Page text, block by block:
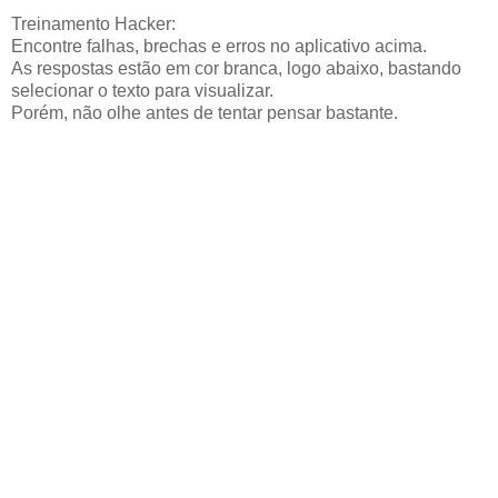
Treinamento Hacker:
Encontre falhas, brechas e erros no aplicativo acima.
As respostas estão em cor branca, logo abaixo, bastando
selecionar o texto para visualizar.
Porém, não olhe antes de tentar pensar bastante.